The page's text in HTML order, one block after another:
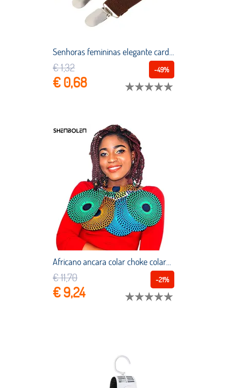
Senhoras femininas elegante cardigan camisola clipes webbing blusa camisa colarinho clip
-49%
€ 1,32
€ 0,68
Africano ancara colar choke colares africano tecido de impressão ancara cabeça envolve acessórios jóias
-21%
€ 11,70
€ 9,24